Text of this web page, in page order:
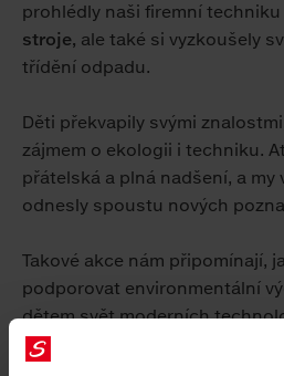
prohlédly naši firemní techniku
stroje, ale také si vyzkoušely
třídění odpadu.
Děti překvapily svými
zájmem o ekologii i techniku.
přátelská a plná nadšení, a my
odnesly spoustu nových
Takové akce nám připomínají,
podporovat environmentální
dětem svět moderních